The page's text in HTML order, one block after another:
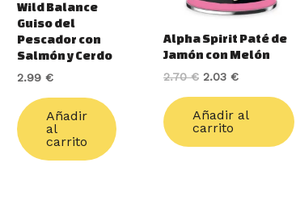
Wild Balance
Guiso del
Pescador con
Salmón y Cerdo
2.99 €
Añadir
al
carrito
Alpha Spirit Paté de
Jamón con Melón
2.70€ 2.03€
Añadir al
carrito